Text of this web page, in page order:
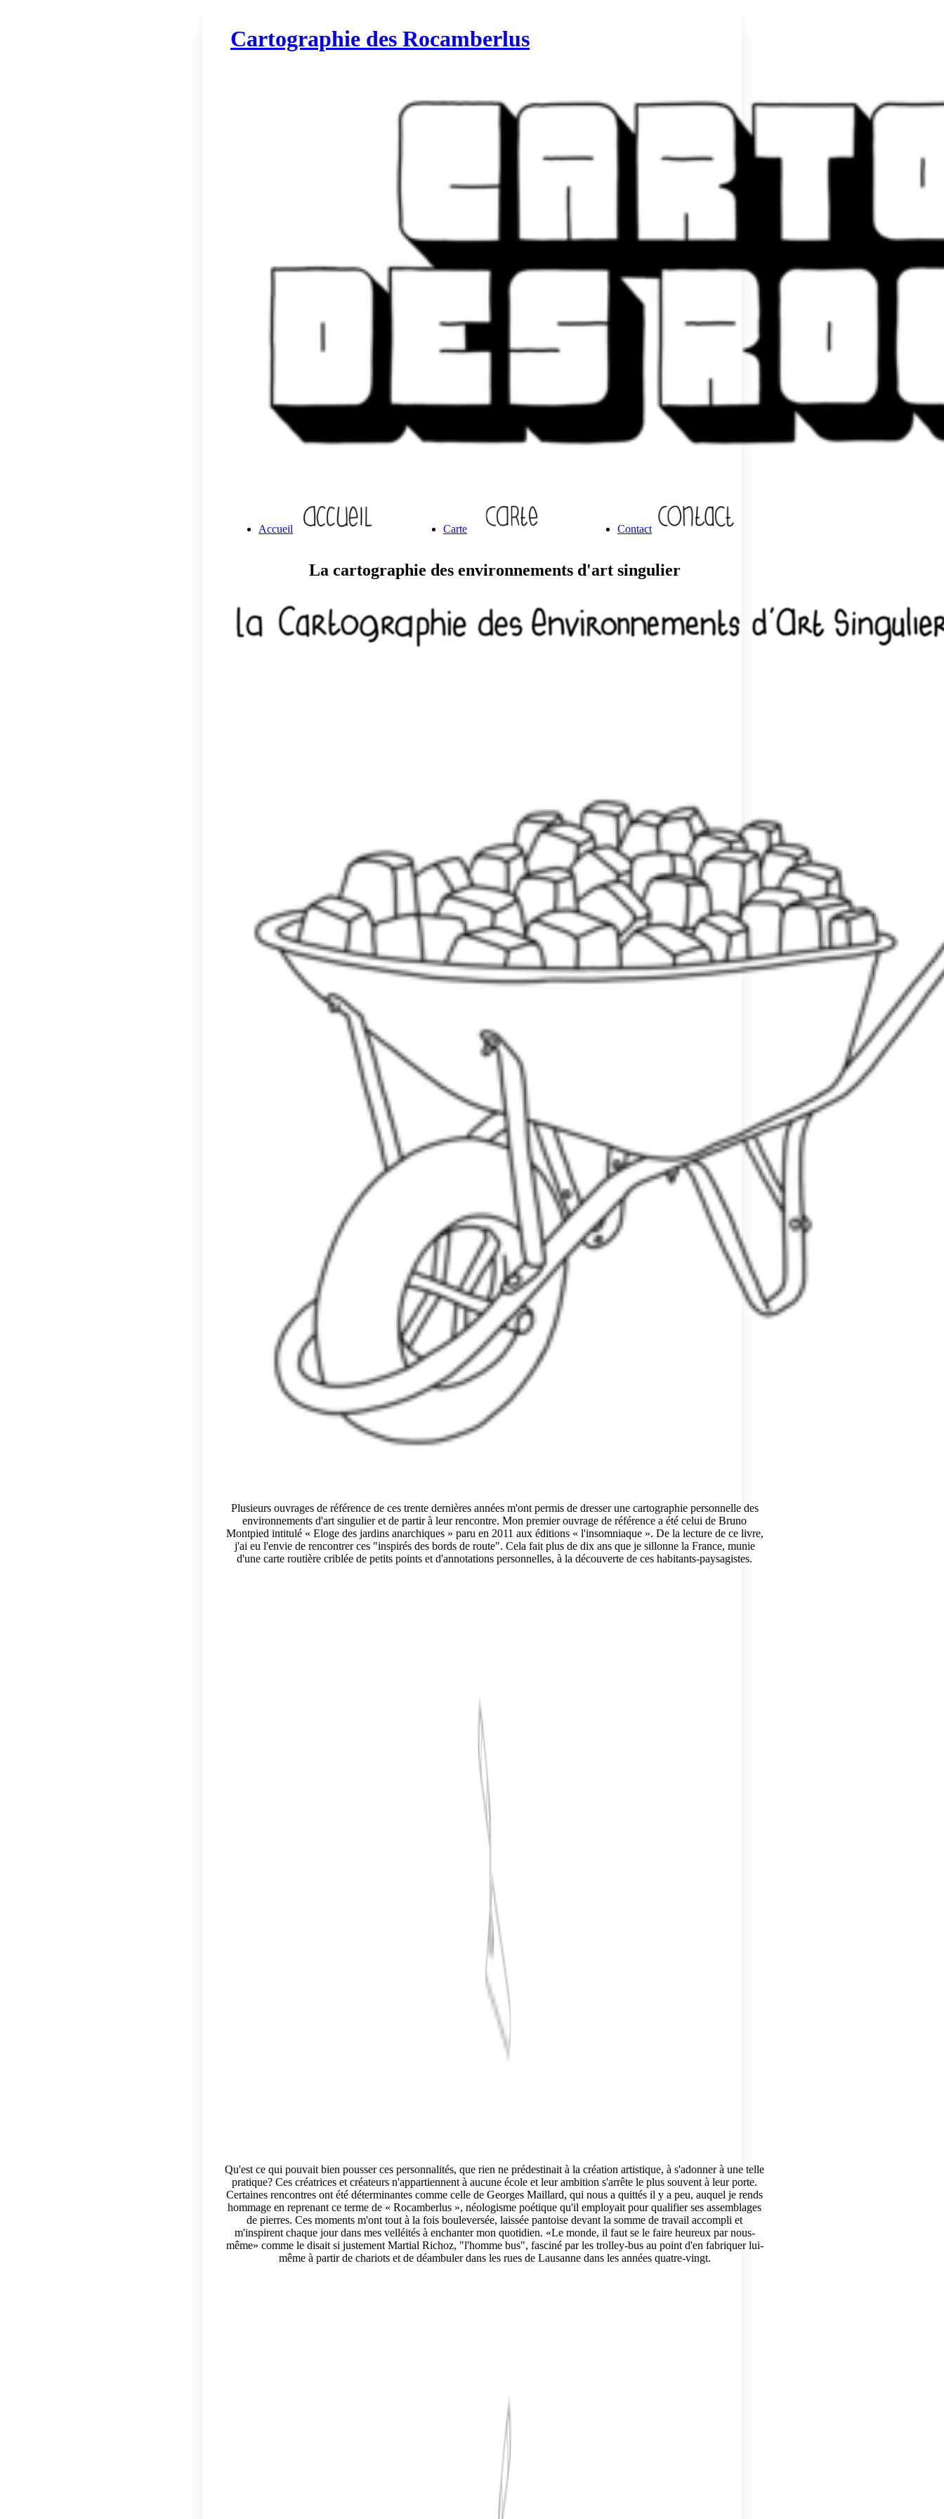
Cartographie des Rocamberlus
Accueil Carte Contact
La cartographie des environnements d'art singulier
Plusieurs ouvrages de référence de ces trente dernières années m'ont permis de dresser une cartographie personnelle des
environnements d'art singulier et de partir à leur rencontre. Mon premier ouvrage de référence a été celui de Bruno
Montpied intitulé « Eloge des jardins anarchiques » paru en 2011 aux éditions « l'insomniaque ». De la lecture de ce livre,
j'ai eu l'envie de rencontrer ces "inspirés des bords de route". Cela fait plus de dix ans que je sillonne la France, munie
d'une carte routière criblée de petits points et d'annotations personnelles, à la découverte de ces habitants-paysagistes.
Qu'est ce qui pouvait bien pousser ces personnalités, que rien ne prédestinait à la création artistique, à s'adonner à une telle
pratique? Ces créatrices et créateurs n'appartiennent à aucune école et leur ambition s'arrête le plus souvent à leur porte.
Certaines rencontres ont été déterminantes comme celle de Georges Maillard, qui nous a quittés il y a peu, auquel je rends
hommage en reprenant ce terme de « Rocamberlus », néologisme poétique qu'il employait pour qualifier ses assemblages
de pierres. Ces moments m'ont tout à la fois bouleversée, laissée pantoise devant la somme de travail accompli et
m'inspirent chaque jour dans mes velléités à enchanter mon quotidien. «Le monde, il faut se le faire heureux par nous-
même» comme le disait si justement Martial Richoz, "l'homme bus", fasciné par les trolley-bus au point d'en fabriquer lui-
même à partir de chariots et de déambuler dans les rues de Lausanne dans les années quatre-vingt.